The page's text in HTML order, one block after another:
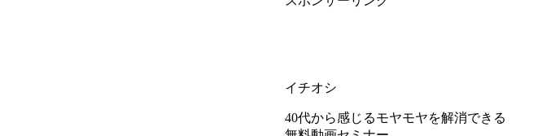
イチオシ
40代から感じるモヤモヤを解消できる